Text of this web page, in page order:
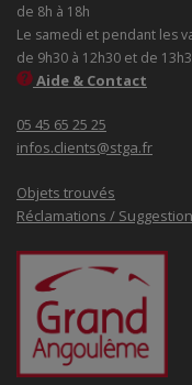
de 8h à 18h
Le samedi et pendant les
de 9h30 à 12h30 et de
Aide & Contact
05 45 65 25 25
infos.clients@stga.fr
Objets trouvés
Réclamations /